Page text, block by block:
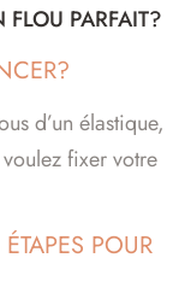
PARFAIT?
d’un élastique,
fixer votre
POUR